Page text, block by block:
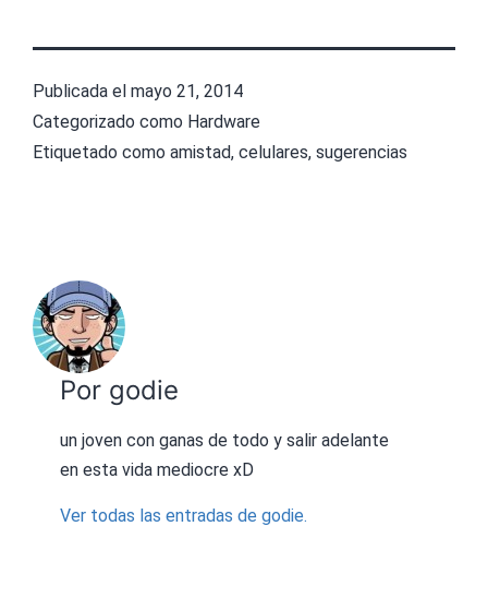
Publicada el mayo 21, 2014
Categorizado como Hardware
Etiquetado como amistad, celulares, sugerencias
Por godie
un joven con ganas de todo y salir adelante
en esta vida mediocre xD
Ver todas las entradas de godie.